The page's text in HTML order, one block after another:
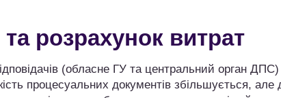
розрахунок витрат
(обласне ГУ та центральний орган ДПС)
процесуальних документів збільшується, але